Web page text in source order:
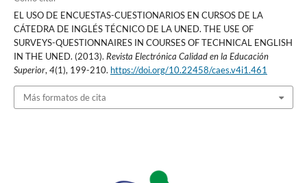
EL USO DE ENCUESTAS-CUESTIONARIOS EN CURSOS DE LA
CÁTEDRA DE INGLÉS TÉCNICO DE LA UNED. THE USE OF
SURVEYS-QUESTIONNAIRES IN COURSES OF TECHNICAL ENGLISH
IN THE UNED. (2013). Revista Electrónica Calidad en la Educación
Superior, 4(1), 199-210. https://doi.org/10.22458/caes.v4i1.461
Más formatos de cita